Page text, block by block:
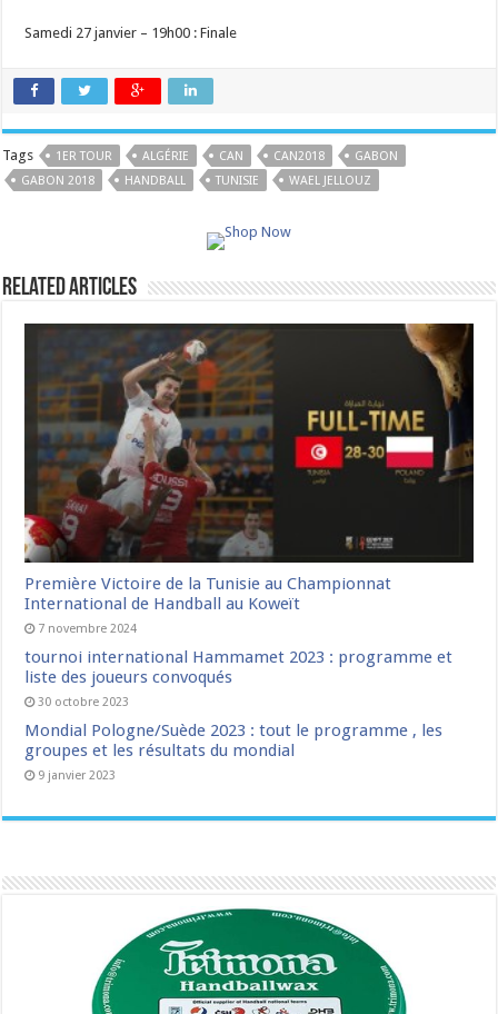
Samedi 27 janvier – 19h00 : Finale
Tags 1ER TOUR ALGÉRIE CAN CAN2018
GABON
GABON 2018
HANDBALL TUNISIE WAEL JELLOUZ
Related Articles
Première Victoire de la Tunisie au Championnat
International de Handball au Koweït
7 novembre 2024
tournoi international Hammamet 2023 : programme et
liste des joueurs convoqués
30 octobre 2023
Mondial Pologne/Suède 2023 : tout le programme , les
groupes et les résultats du mondial
9 janvier 2023